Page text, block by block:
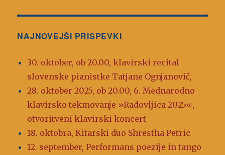
NAJNOVEJŠI PRISPEVKI
30. oktober, ob 20.00, klavirski recital
slovenske pianistke Tatjane Ognjanovič,
28. oktober 2025, ob 20.00, 6. Mednarodno
klavirsko tekmovanje »Radovljica 2025«,
otvoritveni klavirski koncert
18. oktobra, Kitarski duo Shrestha Petric
12. september, Performans poezije in tango